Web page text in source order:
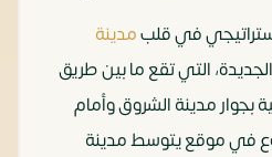
في قلبمدينة
التي تقع ما بين طريق
بجوار مدينة الشروق وأمام
في موقع يتوسط مدينة